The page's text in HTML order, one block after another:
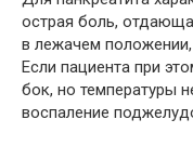
острая боль,
в лежачем
Если пациента при
бок, но температуры
воспаление